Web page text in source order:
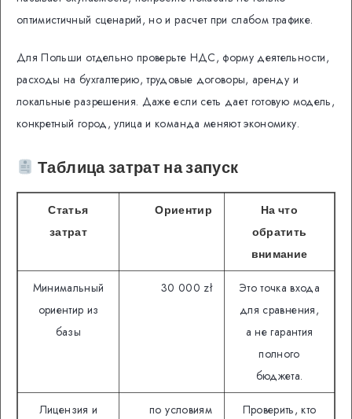
оптимистичный сценарий, но и расчет при слабом трафике.
Для Польши отдельно проверьте НДС, форму деятельности,
расходы на бухгалтерию, трудовые договоры, аренду и
локальные разрешения. Даже если сеть дает готовую модель,
конкретный город, улица и команда меняют экономику.
Таблица затрат на запуск
Статья
затрат
Ориентир
На что
обратить
внимание
Минимальный
ориентир из
базы
30 000 zł
Это точка входа
для сравнения,
а не гарантия
полного
бюджета.
Лицензия и
по условиям
Проверить, кто